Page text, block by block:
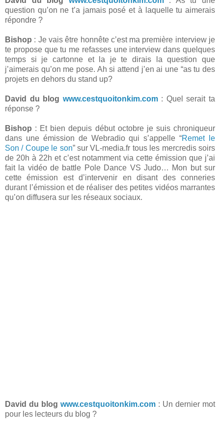
question qu’on ne t’a jamais posé et à laquelle tu aimerais
répondre ?
Bishop : Je vais être honnête c’est ma première interview je
te propose que tu me refasses une interview dans quelques
temps si je cartonne et la je te dirais la question que
j’aimerais qu’on me pose. Ah si attend j’en ai une “as tu des
projets en dehors du stand up?
David du blog www.cestquoitonkim.com: Quel serait ta
réponse ?
Bishop : Et bien depuis début octobre je suis chroniqueur
dans une émission de Webradio qui s’appelle “Remet le
Son / Coupe le son” sur VL-media.fr tous les mercredis soirs
de 20h à 22h et c’est notamment via cette émission que j’ai
fait la vidéo de battle Pole Dance VS Judo… Mon but sur
cette émission est d’intervenir en disant des conneries
durant l’émission et de réaliser des petites vidéos marrantes
qu’on diffusera sur les réseaux sociaux.
David du blog www.cestquoitonkim.com : Un dernier mot
pour les lecteurs du blog ?